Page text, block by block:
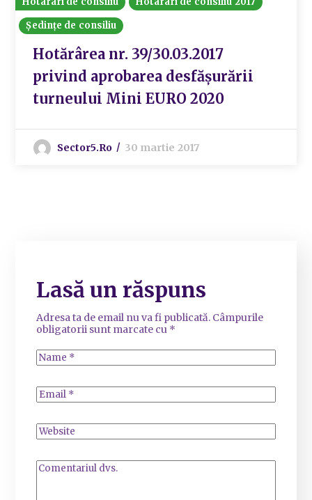
Ședințe de consiliu
Hotărârea nr. 39/30.03.2017
privind aprobarea desfășurării
turneului Mini EURO 2020
Sector5.ro 30 martie 2017
Lasă un răspuns
Adresa ta de email nu va fi publicată. Câmpurile
obligatorii sunt marcate cu *